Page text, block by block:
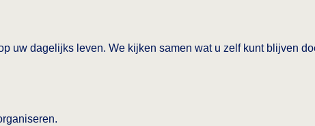
uw dagelijks leven. We kijken samen wat u zelf kunt blijven